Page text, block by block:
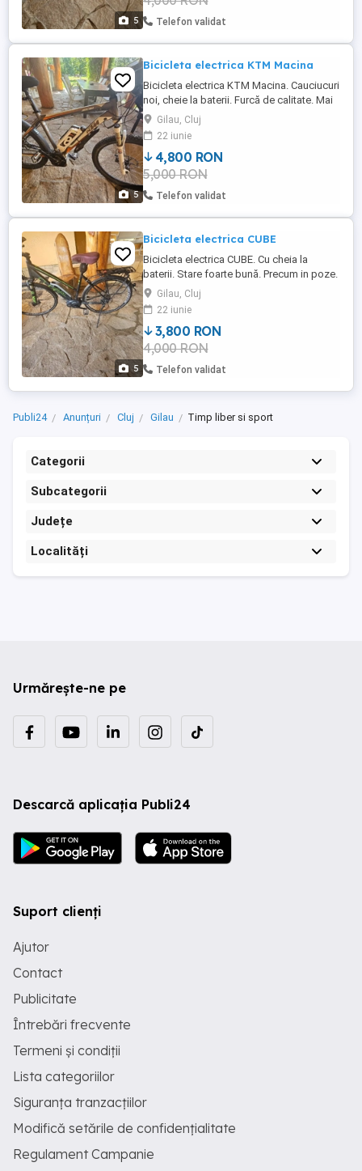
5 Telefon validat
5
Bicicleta electrica KTM Macina
Bicicleta electrica KTM Macina. Cauciucuri
noi, cheie la baterii. Furcă de calitate. Mai
multe detalii si alte poze si filmari la
telefon.
Gilau, Cluj
22 iunie
4,800 RON
5,000 RON
Telefon validat
5
Bicicleta electrica CUBE
Bicicleta electrica CUBE. Cu cheia la
baterii. Stare foarte bună. Precum in poze.
Mai multe informații si alte poze la telefon.
Gilau, Cluj
22 iunie
3,800 RON
4,000 RON
Telefon validat
Publi24 Anunțuri Cluj Gilau Timp liber si sport
Categorii
Subcategorii
Județe
Localități
Urmărește-ne pe
Descarcă aplicația Publi24
Suport clienți
Ajutor
Contact
Publicitate
Întrebări frecvente
Termeni și condiții
Lista categoriilor
Siguranța tranzacțiilor
Modifică setările de confidențialitate
Regulament Campanie